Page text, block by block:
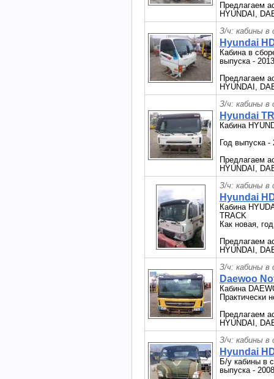
Предлагаем
HYUNDAI,
З/ч: кабины в
Hyundai
Кабина в
выпуска -
Предлагаем
HYUNDAI,
З/ч: кабины в
Hyundai
Кабина
Год выпуска -
Предлагаем
HYUNDAI,
З/ч: кабины в
Hyundai
Кабина
TRACK
Как новая,
Предлагаем
HYUNDAI,
З/ч: кабины в
Daewoo
Кабина
Практически
Предлагаем
HYUNDAI,
З/ч: кабины в
Hyundai
Б/у кабины в
выпуска -